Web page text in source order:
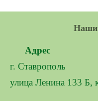
Наши
Адрес
г. Ставрополь
улица Ленина 133 Б,